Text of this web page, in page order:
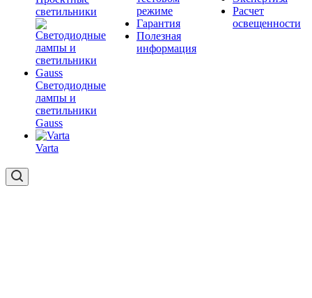
светильники
Светодиодные
лампы и
светильники
Gauss
Varta
режиме
Гарантия
Полезная
информация
Расчет
освещенности